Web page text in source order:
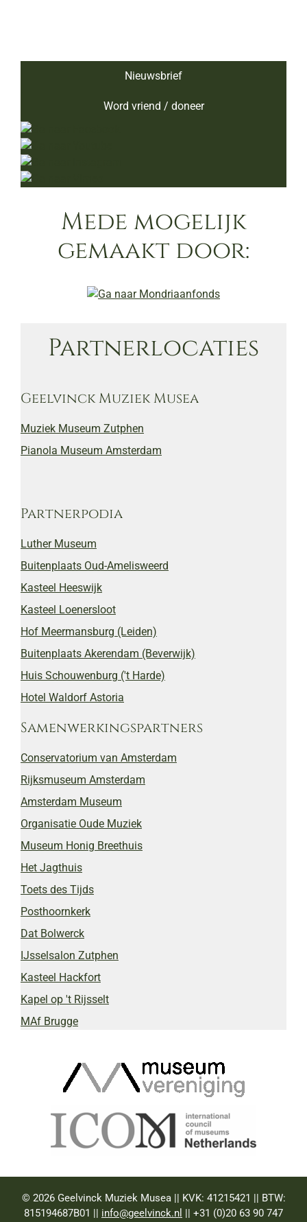
Nieuwsbrief
Word vriend / doneer
Mede mogelijk
gemaakt door:
Partnerlocaties
Geelvinck Muziek Musea
Muziek Museum Zutphen
Pianola Museum Amsterdam
Partnerpodia
Luther Museum
Buitenplaats Oud-Amelisweerd
Kasteel Heeswijk
Kasteel Loenersloot
Hof Meermansburg (Leiden)
Buitenplaats Akerendam (Beverwijk)
Huis Schouwenburg ('t Harde)
Hotel Waldorf Astoria
Samenwerkingspartners
Conservatorium van Amsterdam
Rijksmuseum Amsterdam
Amsterdam Museum
Organisatie Oude Muziek
Museum Honig Breethuis
Het Jagthuis
Toets des Tijds
Posthoornkerk
Dat Bolwerck
IJsselsalon Zutphen
Kasteel Hackfort
Kapel op 't Rijsselt
MAf Brugge
© 2026 Geelvinck Muziek Musea || KVK: 41215421 || BTW:
815194687B01 || info@geelvinck.nl || +31 (0)20 63 90 747